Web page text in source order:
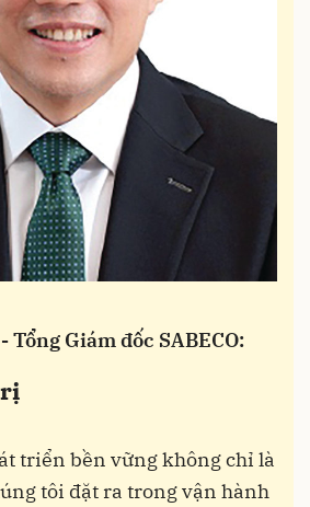
Tổng Giám đốc SABECO:
triển bền vững không chỉ là
tôi đặt ra trong vận hành